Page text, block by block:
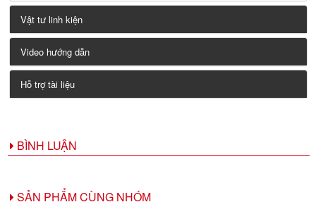
Vật tư linh kiện
Video hướng dẫn
Hỗ trợ tài liệu
BÌNH LUẬN
SẢN PHẨM CÙNG NHÓM